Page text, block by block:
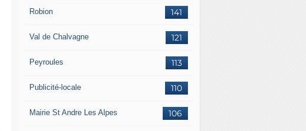
141
Robion
121
Val de Chalvagne
113
Peyroules
110
Publicité-locale
106
Mairie St Andre Les Alpes